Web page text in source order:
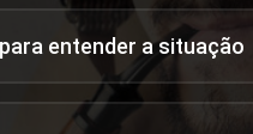
entender a situação